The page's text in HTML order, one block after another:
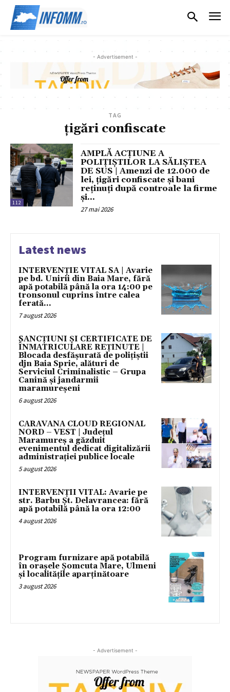
- Advertisement -
TAG
țigări confiscate
112
AMPLĂ ACȚIUNE A
POLIȚIȘTILOR LA SĂLIȘTEA
DE SUS | Amenzi de 12.000 de
lei, țigări confiscate și bani
reținuți după controale la firme
și...
27 mai 2026
Latest news
INTERVENȚIE VITAL SA | Avarie
pe bd. Unirii din Baia Mare, fără
apă potabilă până la ora 14:00 pe
tronsonul cuprins între calea
ferată...
7 august 2026
SANCȚIUNI ȘI CERTIFICATE DE
ÎNMATRICULARE REȚINUTE |
Blocada desfășurată de polițiștii
djn Baia Sprie, alături de
Serviciul Criminalistic – Grupa
Canină și jandarmii
maramureșeni
6 august 2026
CARAVANA CLOUD REGIONAL
NORD – VEST | Județul
Maramureș a găzduit
evenimentul dedicat digitalizării
administrației publice locale
5 august 2026
INTERVENȚII VITAL: Avarie pe
str. Barbu Șt. Delavrancea: fără
apă potabilă până la ora 12:00
4 august 2026
Program furnizare apă potabilă
în orașele Șomcuta Mare, Ulmeni
și localitățile aparținătoare
3 august 2026
- Advertisement -